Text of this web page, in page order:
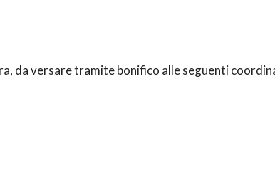
da versare tramite bonifico alle seguenti